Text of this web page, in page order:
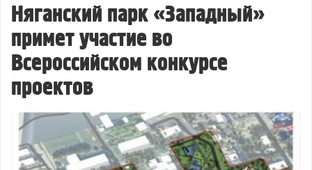
Няганский парк «Западный»
примет участие во
Всероссийском конкурсе
проектов